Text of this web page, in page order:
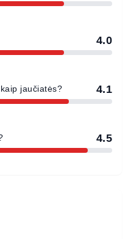
4.0
jaučiatės? 4.1
4.5